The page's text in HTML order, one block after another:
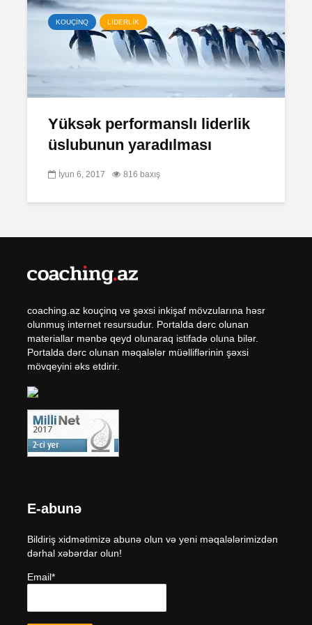
KOUÇİNQ LİDERLİK
Yüksək performanslı liderlik
üslubunun yaradılması
İyun 6, 2017 816 baxış
coaching.az kouçinq və şəxsi inkişaf mövzularına həsr
olunmuş internet resursudur. Portalda dərc olunan
materiallar mənbə qeyd olunaraq istifadə oluna bilər.
Portalda dərc olunan məqalələr müəlliflərinin şəxsi
mövqeyini əks etdirir.
E-abunə
Bildiriş xidmətimizə abunə olun və yeni məqalələrimizdən
dərhal xəbərdar olun!
Email*